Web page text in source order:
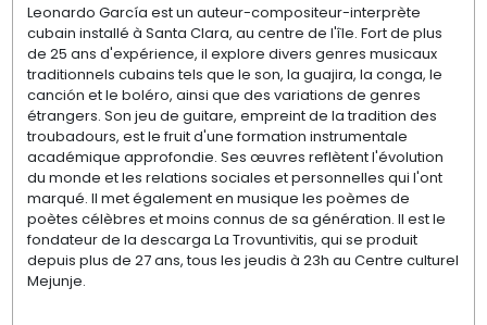
Leonardo García est un auteur-compositeur-interprète
cubain installé à Santa Clara, au centre de l'île. Fort de plus
de 25 ans d'expérience, il explore divers genres musicaux
traditionnels cubains tels que le son, la guajira, la conga, le
canción et le boléro, ainsi que des variations de genres
étrangers. Son jeu de guitare, empreint de la tradition des
troubadours, est le fruit d'une formation instrumentale
académique approfondie. Ses œuvres reflètent l'évolution
du monde et les relations sociales et personnelles qui l'ont
marqué. Il met également en musique les poèmes de
poètes célèbres et moins connus de sa génération. Il est le
fondateur de la descarga La Trovuntivitis, qui se produit
depuis plus de 27 ans, tous les jeudis à 23h au Centre culturel
Mejunje.